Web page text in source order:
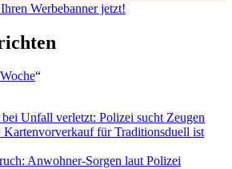
Werbebanner jetzt!
“
Unfall verletzt: Polizei sucht Zeugen
Kartenvorverkauf für Traditionsduell ist
Anwohner-Sorgen laut Polizei